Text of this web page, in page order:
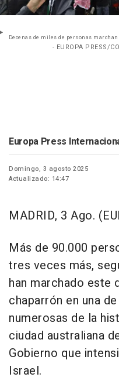
Decenas de miles de personas marchan
- EUROPA PRESS/
Europa Press
Domingo, 3 agosto 2025
Actualizado: 14:47
MADRID, 3 Ago.
Más de 90.000
tres veces más,
han marchado este
chaparrón en una
numerosas de la
ciudad australiana
Gobierno que
Israel.